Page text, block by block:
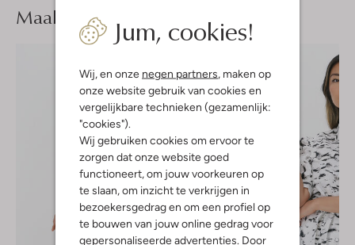
Jum, cookies!
Wij, en onze negen partners, maken op
onze website gebruik van cookies en
vergelijkbare technieken (gezamenlijk:
"cookies").
Wij gebruiken cookies om ervoor te
zorgen dat onze website goed
functioneert, om jouw voorkeuren op
te slaan, om inzicht te verkrijgen in
bezoekersgedrag en om een profiel op
te bouwen van jouw online gedrag voor
gepersonaliseerde advertenties. Door
Maak je look compleet